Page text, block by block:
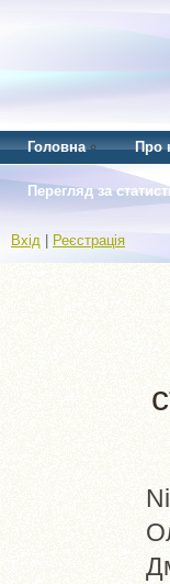
Головна Про
Перегляд за
Вхід Реєстрація